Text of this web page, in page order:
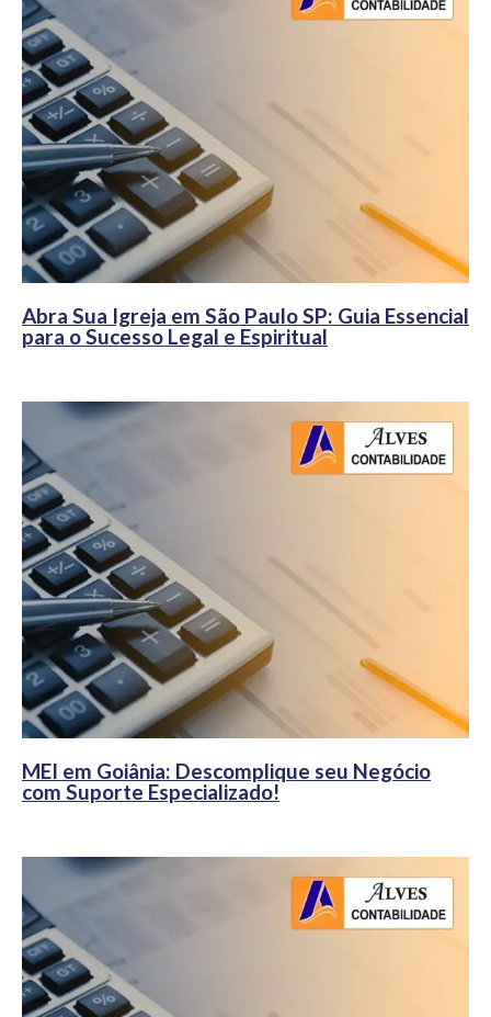
Abra Sua Igreja em São Paulo SP: Guia Essencial
para o Sucesso Legal e Espiritual
MEI em Goiânia: Descomplique seu Negócio
com Suporte Especializado!